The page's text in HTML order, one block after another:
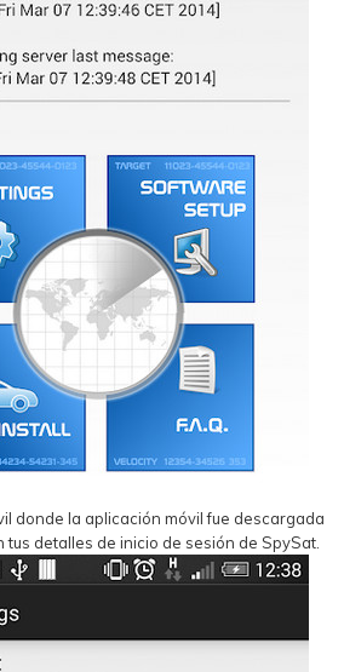
donde la aplicación móvil fue descargada
tus detalles de inicio de sesión de SpySat.